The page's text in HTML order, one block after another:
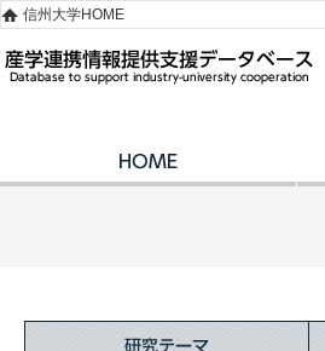
信州大学HOME